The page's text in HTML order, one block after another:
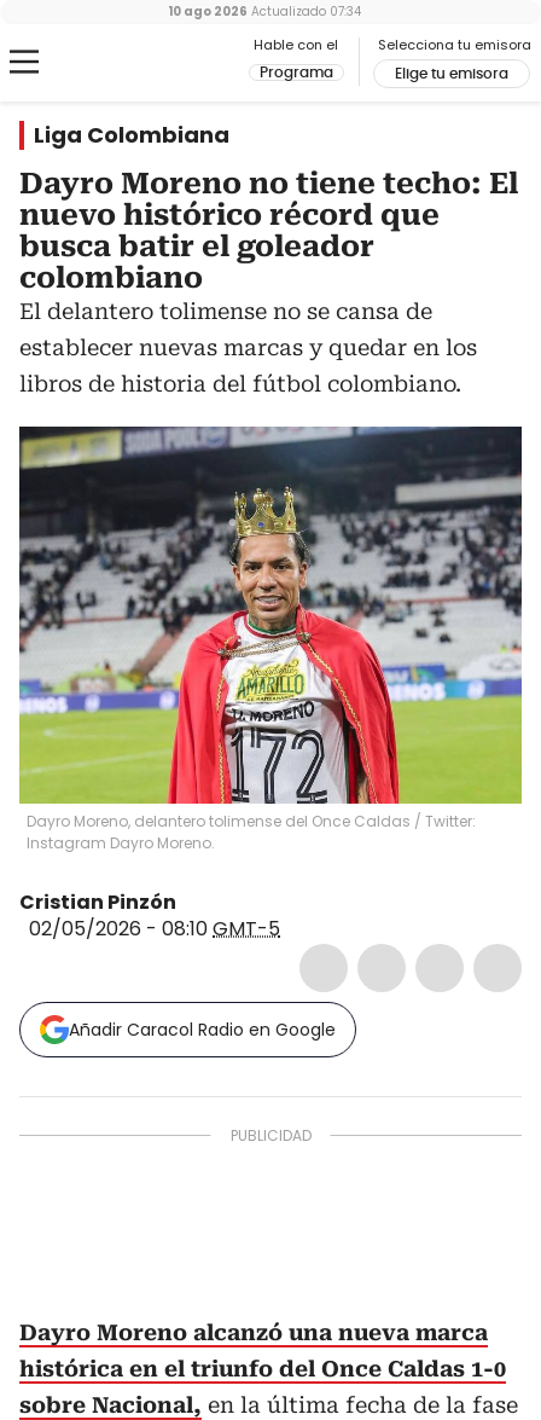
Hable con el
Programa
Selecciona tu emisora
Elige tu emisora
10 ago 2026 Actualizado 07:34
Liga Colombiana
Dayro Moreno no tiene techo: El
nuevo histórico récord que
busca batir el goleador
colombiano
El delantero tolimense no se cansa de
establecer nuevas marcas y quedar en los
libros de historia del fútbol colombiano.
Dayro Moreno, delantero tolimense del Once Caldas / Twitter:
Instagram Dayro Moreno.
Cristian Pinzón
02/05/2026 - 08:10GMT-5
Añadir Caracol Radio en Google
Dayro Moreno alcanzó una nueva marca
histórica en el triunfo del Once Caldas 1-0
sobre Nacional, en la última fecha de la fase